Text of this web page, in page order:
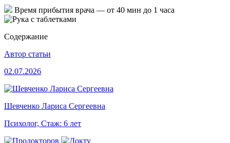
Время прибытия врача — от 40 мин до 1 часа
Содержание
Автор статьи
02.07.2026
Шевченко Лариса Сергеевна
Психолог, Стаж: 6 лет